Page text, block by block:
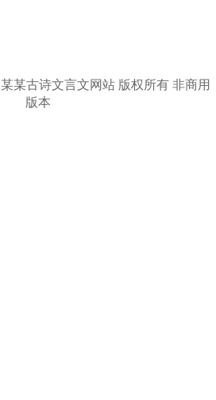
某古诗文言文网站 版权所有 非商用
版本